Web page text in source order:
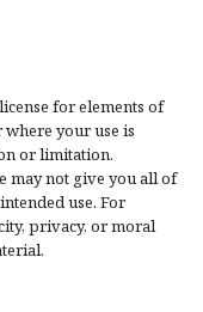
for elements of
your use is
or limitation.
may not give you all of
use. For
privacy, or moral